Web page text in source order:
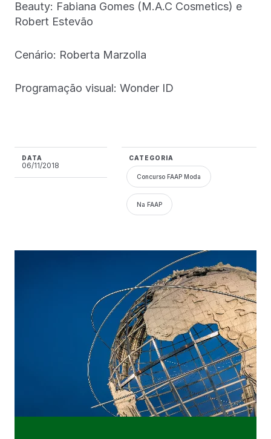
Beauty: Fabiana Gomes (M.A.C Cosmetics) e
Robert Estevão
Cenário: Roberta Marzolla
Programação visual: Wonder ID
DATA
06/11/2018
CATEGORIA
Concurso FAAP Moda
Na FAAP